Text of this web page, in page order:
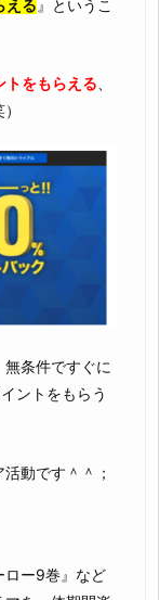
える 』というこ
をもらえる
条件ですぐに
ントをもらう
動です＾＾；
ロー9巻』など